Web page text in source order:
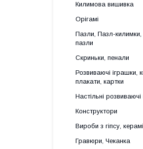
Килимова вишивка
Орігамі
Пазли, Пазл-килимки,
пазли
Скриньки, пенали
Розвиваючі іграшки,
плакати, картки
Настільні розвиваючі
Конструктори
Вироби з гіпсу,
Гравюри, Чеканка